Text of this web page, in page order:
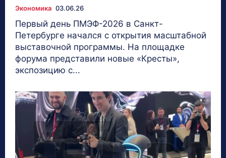
Экономика 03.06.26
Первый день ПМЭФ-2026 в Санкт-
Петербурге начался с открытия масштабной
выставочной программы. На площадке
форума представили новые «Кресты»,
экспозицию с...